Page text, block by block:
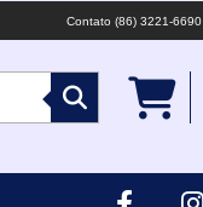
(86) 3221-6690